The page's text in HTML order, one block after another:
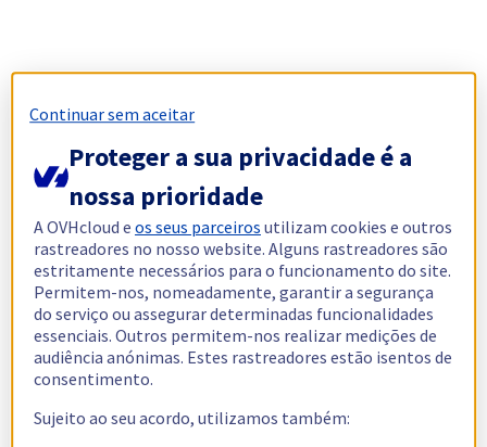
Continuar sem aceitar
Proteger a sua privacidade é a
nossa prioridade
A OVHcloud eos seus parceiros utilizam cookies e outros
rastreadores no nosso website. Alguns rastreadores são
estritamente necessários para o funcionamento do site.
Permitem-nos, nomeadamente, garantir a segurança
do serviço ou assegurar determinadas funcionalidades
essenciais. Outros permitem-nos realizar medições de
audiência anónimas. Estes rastreadores estão isentos de
consentimento.
Sujeito ao seu acordo, utilizamos também: